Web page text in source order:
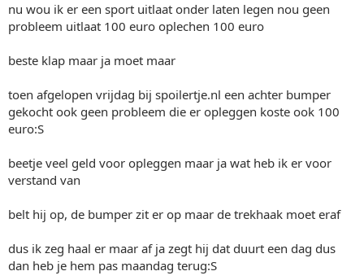
nu wou ik er een sport uitlaat onder laten legen nou geen
probleem uitlaat 100 euro oplechen 100 euro
beste klap maar ja moet maar
toen afgelopen vrijdag bij spoilertje.nl een achter bumper
gekocht ook geen probleem die er opleggen koste ook 100
euro:S
beetje veel geld voor opleggen maar ja wat heb ik er voor
verstand van
belt hij op, de bumper zit er op maar de trekhaak moet eraf
dus ik zeg haal er maar af ja zegt hij dat duurt een dag dus
dan heb je hem pas maandag terug:S